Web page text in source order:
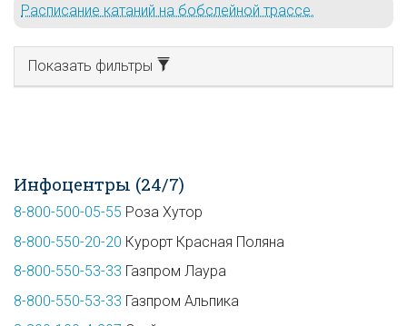
Расписание катаний на бобслейной трассе.
Показать фильтры
Инфоцентры (24/7)
8-800-500-05-55 Роза Хутор
8-800-550-20-20 Курорт Красная Поляна
8-800-550-53-33 Газпром Лаура
8-800-550-53-33 Газпром Альпика